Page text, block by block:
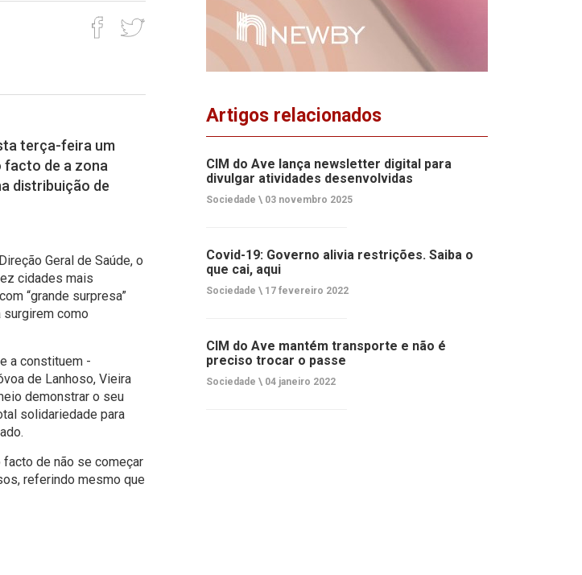
terça-feira um
facto de a zona
distribuição de
Geral de Saúde, o
cidades mais
“grande surpresa”
surgirem como
a constituem -
de Lanhoso, Vieira
demonstrar o seu
solidariedade para
facto de não se começar
referindo mesmo que
Artigos relacionados
CIM do Ave lança newsletter digital para
divulgar atividades desenvolvidas
Sociedade \ 03 novembro 2025
Covid-19: Governo alivia restrições. Saiba o
que cai, aqui
Sociedade \ 17 fevereiro 2022
CIM do Ave mantém transporte e não é
preciso trocar o passe
Sociedade \ 04 janeiro 2022